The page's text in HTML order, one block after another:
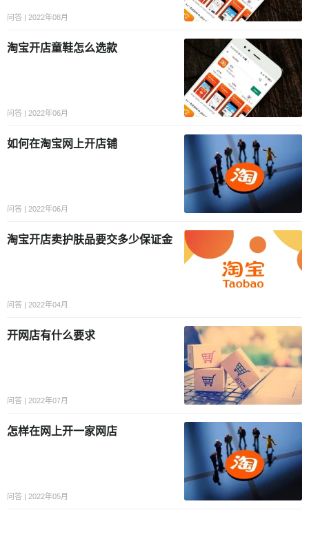
问答 | 2022年08月
淘宝开店童鞋怎么选款
问答 | 2022年06月
如何在淘宝网上开店铺
问答 | 2022年06月
淘宝开店卖护肤品要交多少保证金
问答 | 2022年04月
开网店有什么要求
问答 | 2022年07月
怎样在网上开一家网店
问答 | 2022年05月